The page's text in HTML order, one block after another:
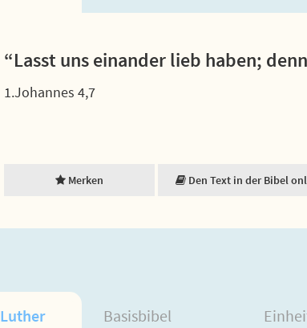
“Lasst uns einander lieb haben;
1.Johannes 4,7
Merken Den Text in der Bibel
Luther Basisbibel